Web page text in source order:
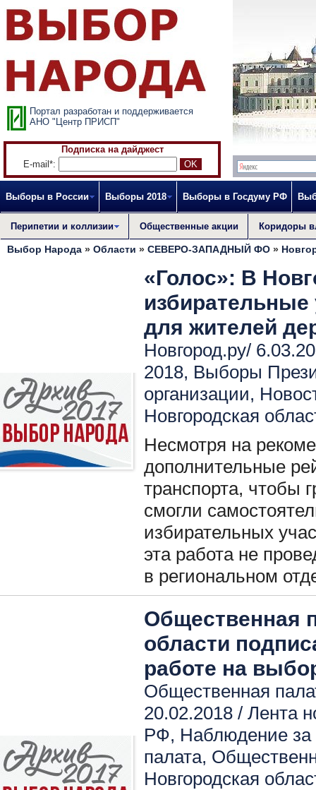
Портал разработан и поддерживается
АНО "Центр ПРИСП"
Подписка на дайджест
E-mail*:
Выборы в России Выборы 2018 Выборы в Госдуму РФ
Перипетии и коллизии Общественные акции Коридоры
Выбор Народа » Области » СЕВЕРО-ЗАПАДНЫЙ ФО »
«Голос»: В
избирательные
для жителей
Новгород.ру/
2018, Выборы
организации,
Новгородская
Несмотря на
дополнительные
транспорта, чтобы
смогли
избирательных
эта работа не
в региональном
Общественная
области
работе на
Общественная
20.02.2018 / Лента
РФ, Наблюдение
палата,
Новгородская